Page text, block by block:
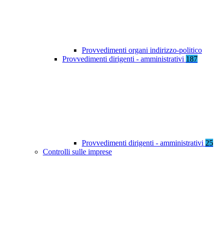
Provvedimenti organi indirizzo-politico
Provvedimenti dirigenti - amministrativi 187
Provvedimenti dirigenti - amministrativi 25
Controlli sulle imprese